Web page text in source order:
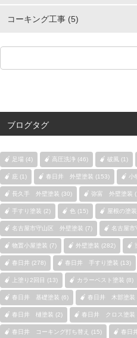
コーキング工事 (5)
ブログタグ
足場 (4) 高圧洗浄 (46) 破風 (1)
庇 (1) 春日井 外壁塗装 (153) 小
長久手 外壁塗装 (30) 弥富 外壁塗装
手すり塗装 (2) 色 (15) 屋根の塗
名古屋市守山区 外壁塗装 (7) 名古屋
物置小屋塗装 (7) 外壁塗装 (282)
春日井 (278) 春日井 手すり塗装 (13)
上塗り2回目 (13) カラーベスト塗装 (8)
春日井 基礎塗装 (6) 春日井 木部塗装
春日井 樋塗装 (2) 春日井 クロス塗装
春日井 コーキング打ち替え (15) 春日